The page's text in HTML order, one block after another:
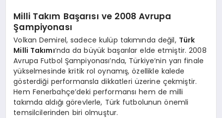
Milli Takım Başarısı ve 2008 Avrupa
Şampiyonası
Volkan Demirel, sadece kulüp takımında değil, Türk
Milli Takımı‘nda da büyük başarılar elde etmiştir. 2008
Avrupa Futbol Şampiyonası’nda, Türkiye’nin yarı finale
yükselmesinde kritik rol oynamış, özellikle kalede
gösterdiği performansla dikkatleri üzerine çekmiştir.
Hem Fenerbahçe’deki performansı hem de milli
takımda aldığı görevlerle, Türk futbolunun önemli
temsilcilerinden biri olmuştur.